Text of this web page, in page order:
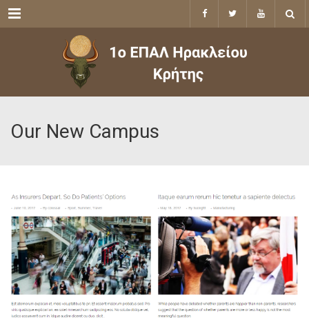
Menu
Our New Campus